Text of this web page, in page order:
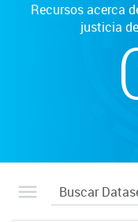
Recursos acerca
justicia